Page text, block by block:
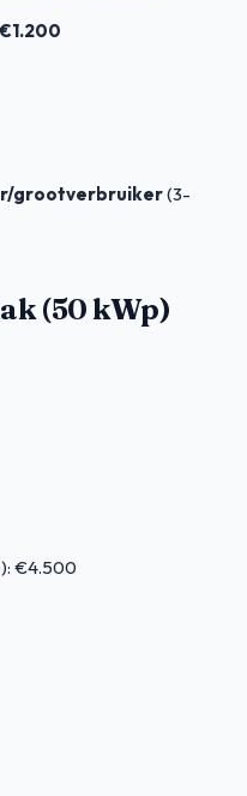
€1.200
grootverbruiker(3-
(50 kWp)
€4.500